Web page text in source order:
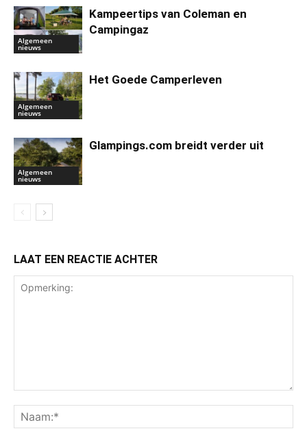
Algemeen
nieuws
Kampeertips van Coleman en
Campingaz
Algemeen
nieuws
Het Goede Camperleven
Algemeen
nieuws
Glampings.com breidt verder uit
LAAT EEN REACTIE ACHTER